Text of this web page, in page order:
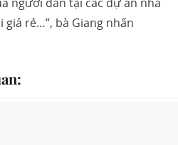
rẻ…”, bà Giang nhấn